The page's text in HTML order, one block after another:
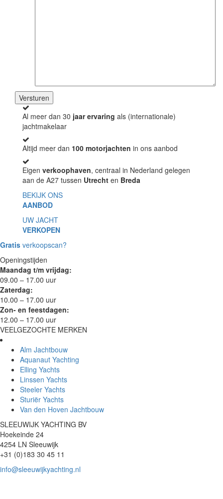
Al meer dan 30 jaar ervaring als (internationale)
jachtmakelaar
Altijd meer dan 100 motorjachten in ons aanbod
Eigen verkoophaven, centraal in Nederland gelegen
aan de A27 tussen Utrecht en Breda
BEKIJK ONS
AANBOD
UW JACHT
VERKOPEN
Gratis verkoopscan?
Openingstijden
Maandag t/m vrijdag:
09.00 – 17.00 uur
Zaterdag:
10.00 – 17.00 uur
Zon- en feestdagen:
12.00 – 17.00 uur
VEELGEZOCHTE MERKEN
Alm Jachtbouw
Aquanaut Yachting
Elling Yachts
Linssen Yachts
Steeler Yachts
Sturiër Yachts
Van den Hoven Jachtbouw
SLEEUWIJK YACHTING BV
Hoekeinde 24
4254 LN Sleeuwijk
+31 (0)183 30 45 11
info@sleeuwijkyachting.nl